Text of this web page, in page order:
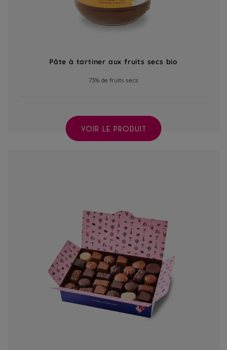
Pâte à tartiner aux fruits secs bio
73% de fruits secs
VOIR LE PRODUIT